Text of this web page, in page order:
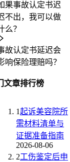
果事故认定书迟
不出，我可以做
么？
故认定书延迟会
响保险理赔吗？
文章排行榜
1起诉美容院所
需材料清单与
证据准备指南
2026-08-06
2工伤鉴定后申